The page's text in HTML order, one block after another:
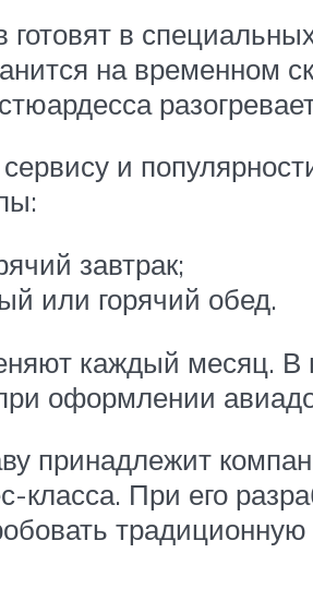
в
на временном
и
завтрак;
или горячий обед.
каждый месяц. В
оформлении
принадлежит
класса. При его
традиционную